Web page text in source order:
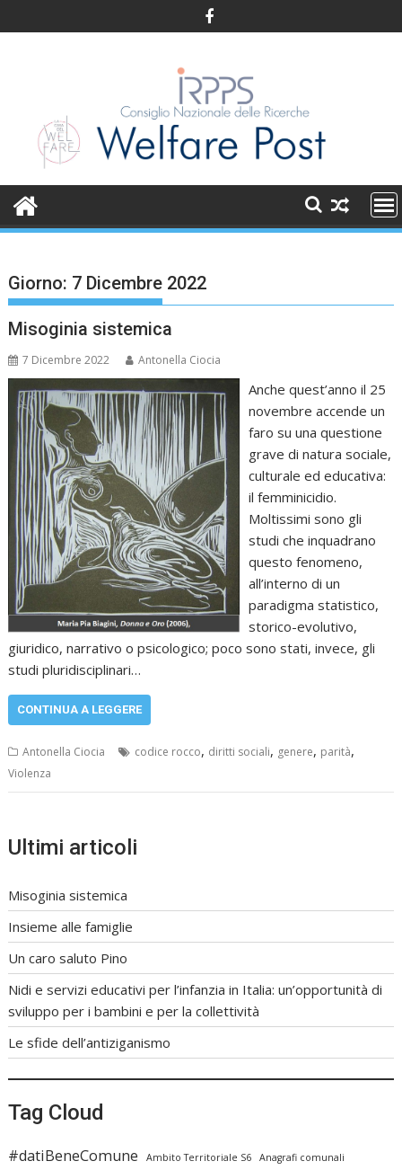
to
Giorno: 7 Dicembre 2022
Misoginia sistemica
7 Dicembre 2022 Antonella Ciocia
Anche quest’anno il 25
novembre accende un
faro su una questione
grave di natura sociale,
culturale ed educativa:
il femminicidio.
Moltissimi sono gli
studi che inquadrano
questo fenomeno,
all’interno di un
paradigma statistico,
storico-evolutivo,
giuridico, narrativo o psicologico; poco sono stati, invece, gli
studi pluridisciplinari…
CONTINUA A LEGGERE
Antonella Ciocia codice rocco, diritti sociali, genere, parità,
Violenza
Ultimi articoli
Misoginia sistemica
Insieme alle famiglie
Un caro saluto Pino
Nidi e servizi educativi per l’infanzia in Italia: un’opportunità di
sviluppo per i bambini e per la collettività
Le sfide dell’antiziganismo
Tag Cloud
#datiBeneComune Ambito Territoriale S6
Anagrafi comunali